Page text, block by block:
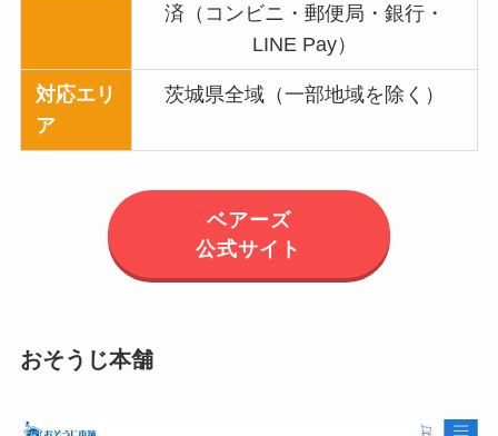
済（コンビニ・郵便局・銀行・
LINE Pay）
対応エリ
ア
茨城県全域（一部地域を除く）
ベアーズ
公式サイト
おそうじ本舗